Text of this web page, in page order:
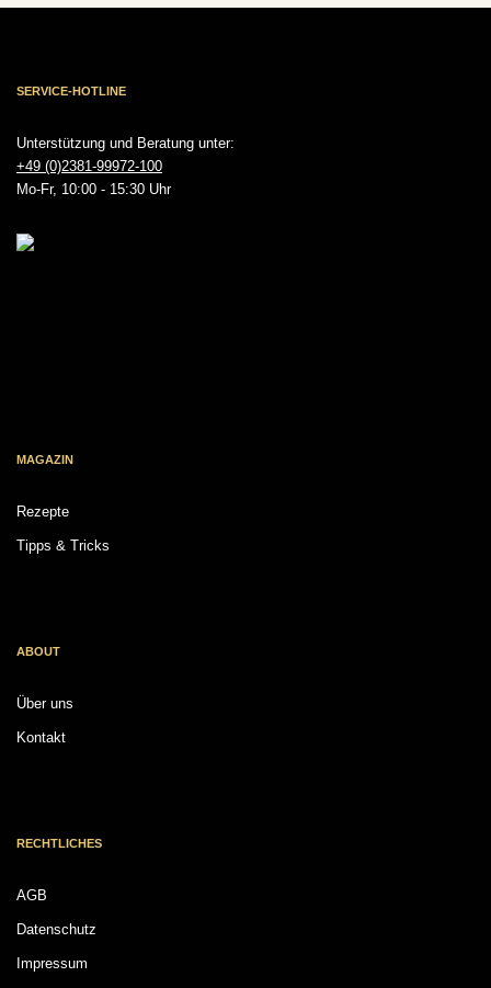
SERVICE-HOTLINE
Unterstützung und Beratung unter:
+49 (0)2381-99972-100
Mo-Fr, 10:00 - 15:30 Uhr
MAGAZIN
Rezepte
Tipps & Tricks
ABOUT
Über uns
Kontakt
RECHTLICHES
AGB
Datenschutz
Impressum